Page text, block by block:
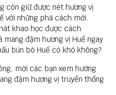
còn giữ được nét hương vị
với những phá cách mới.
khao học được cách
mang đậm hương vị Huế ngay
bún bò Huế có khó không?
mời các bạn xem hướng
đậm hương vị truyền thống